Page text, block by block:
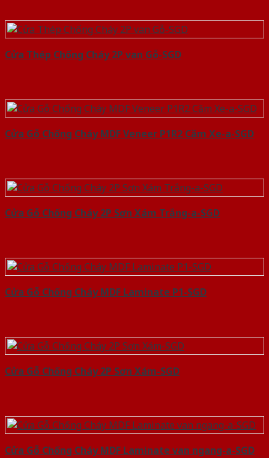
Cửa Thép Chống Cháy 2P van Gỗ-SGD
Cửa Gỗ Chống Cháy MDF Veneer P1R2 Căm Xe-a-SGD
Cửa Gỗ Chống Cháy 2P Sơn Xám Trắng-a-SGD
Cửa Gỗ Chống Cháy MDF Laminate P1-SGD
Cửa Gỗ Chống Cháy 2P Sơn Xám-SGD
Cửa Gỗ Chống Cháy MDF Laminate van ngang-a-SGD